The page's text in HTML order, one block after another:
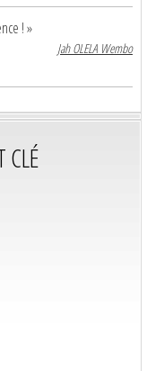
! »
Jah OLELA Wembo
CLÉ